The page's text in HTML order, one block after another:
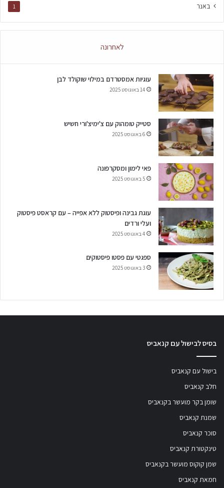
באנר 1
לאחרונה
עוגיות אמסטרדם במילוי שוקולד לבן
14 באוגוסט 2025
סטייק טומהוק עם צ'ימיצ'ורי חשיש
6 באוגוסט 2025
פאי לימון ומסקרפונה
5 באוגוסט 2025
עוגת גבינה ופיסטוק ללא אפייה – עם קראסט פיסטוק
ועלי ורדים
4 באוגוסט 2025
ספגטי עם פסטו פיסטוקים
3 באוגוסט 2025
בסיס לבישול עם קנאביס
בישול עם קנאביס
חלב קנאביס
שומן בקר מועשר בקנאביס
שמנת קנאביס
סוכר קנאביס
טינקטורת קנאביס
שמן קוקוס מועשר בקנאביס
חמאת קנאביס